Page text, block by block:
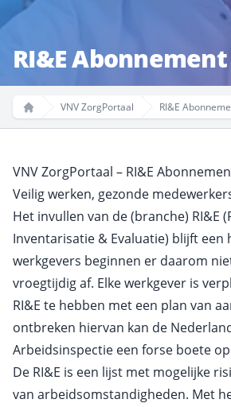
RI&E Abonnement
Home
VNV ZorgPortaal RI&E
VNV ZorgPortaal – RI&E
Veilig werken, gezonde
Het invullen van de (branche) RI&E
Inventarisatie & Evaluatie) blijft een
werkgevers beginnen er daarom
vroegtijdig af. Elke werkgever is
RI&E te hebben met een plan van
ontbreken hiervan kan de
Arbeidsinspectie een forse boete
De RI&E is een lijst met mogelijke
van arbeidsomstandigheden. Met